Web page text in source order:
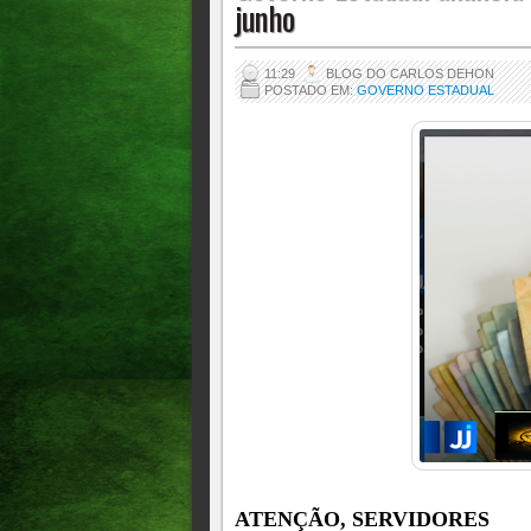
junho
11:29
BLOG DO CARLOS DEHON
POSTADO EM:GOVERNO ESTADUAL
ATENÇÃO, SERVIDORES